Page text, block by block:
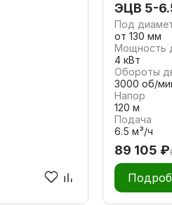
ЭЦВ 5-
Под
от 130 мм
Мощность
4 кВт
Обороты
3000 об/
Напор
120 м
Подача
6.5 м³/ч
89 105 ₽